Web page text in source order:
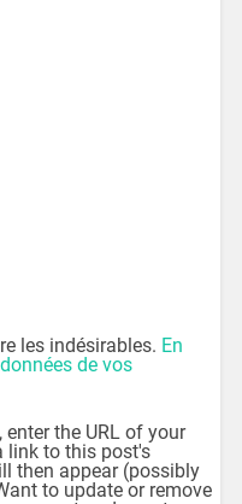
les indésirables. En
de vos
the URL of your
link to this post's
then appear (possibly
to update or remove